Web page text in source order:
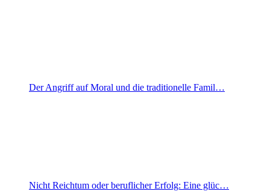
Der Angriff auf Moral und die traditionelle Famil…
Nicht Reichtum oder beruflicher Erfolg: Eine glüc…